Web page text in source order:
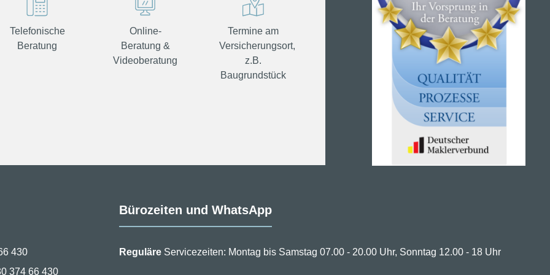
Telefonische
Beratung
Online-
Beratung &
Videoberatung
Termine am
Versicherungsort,
z.B.
Baugrundstück
430
374 66 430
Bürozeiten und WhatsApp
ReguläreServicezeiten: Montag bis Samstag 07.00 - 20.00 Uhr, Sonntag 12.00 - 18 Uhr